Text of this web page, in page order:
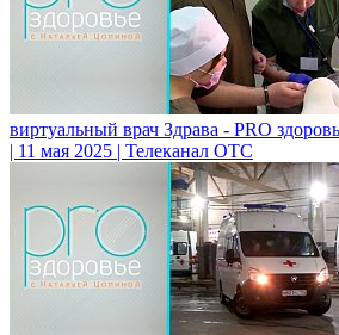
виртуальный врач Здрава - PRO
| 11 мая 2025 | Телеканал ОТС